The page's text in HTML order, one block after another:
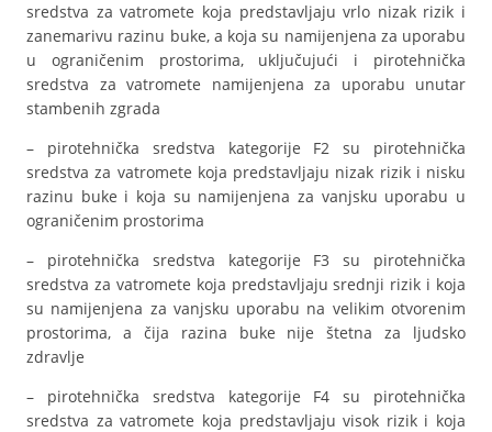
sredstva za vatromete koja predstavljaju vrlo nizak rizik i
zanemarivu razinu buke, a koja su namijenjena za uporabu
u ograničenim prostorima, uključujući i pirotehnička
sredstva za vatromete namijenjena za uporabu unutar
stambenih zgrada
– pirotehnička sredstva kategorije F2 su pirotehnička
sredstva za vatromete koja predstavljaju nizak rizik i nisku
razinu buke i koja su namijenjena za vanjsku uporabu u
ograničenim prostorima
– pirotehnička sredstva kategorije F3 su pirotehnička
sredstva za vatromete koja predstavljaju srednji rizik i koja
su namijenjena za vanjsku uporabu na velikim otvorenim
prostorima, a čija razina buke nije štetna za ljudsko
zdravlje
– pirotehnička sredstva kategorije F4 su pirotehnička
sredstva za vatromete koja predstavljaju visok rizik i koja